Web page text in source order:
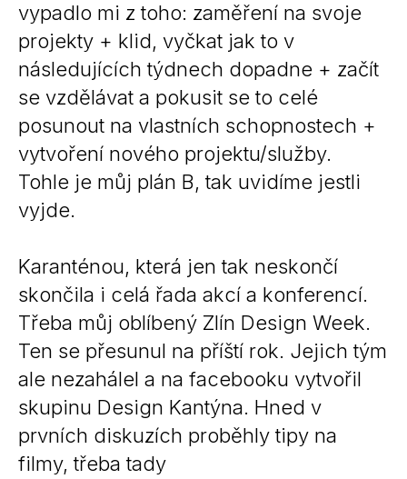
vypadlo mi z toho: zaměření na svoje
projekty + klid, vyčkat jak to v
následujících týdnech dopadne + začít
se vzdělávat a pokusit se to celé
posunout na vlastních schopnostech +
vytvoření nového projektu/služby.
Tohle je můj plán B, tak uvidíme jestli
vyjde.
Karanténou, která jen tak neskončí
skončila i celá řada akcí a konferencí.
Třeba můj oblíbený Zlín Design Week.
Ten se přesunul na příští rok. Jejich tým
ale nezahálel a na facebooku vytvořil
skupinu Design Kantýna. Hned v
prvních diskuzích proběhly tipy na
filmy, třeba tady